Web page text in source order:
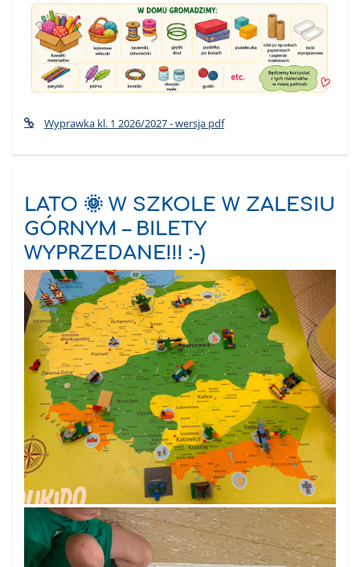
Wyprawka kl. 1 2026/2027 - wersja pdf
LATO 🌞 W SZKOLE W ZALESIU
GÓRNYM – BILETY
WYPRZEDANE!!! :-)